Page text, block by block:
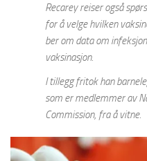
Recarey reiser også
for å velge hvilken
ber om data om
vaksinasjon.
I tillegg fritok han
som er medlemmer av
Commission, fra å vitne.